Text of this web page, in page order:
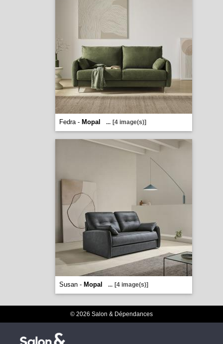
Fedra - Mopal ... [4 image(s)]
Susan - Mopal ... [4 image(s)]
© 2026 Salon & Dépendances